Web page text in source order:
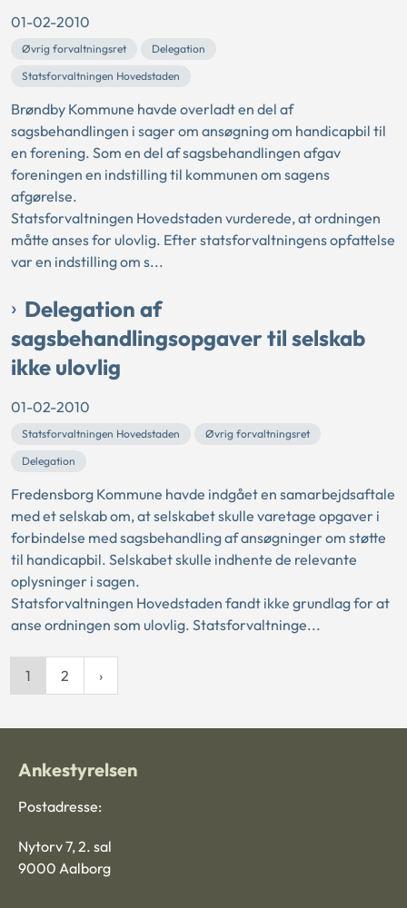
01-02-2010
Øvrig forvaltningsret
Delegation
Statsforvaltningen Hovedstaden
Brøndby Kommune havde overladt en del af
sagsbehandlingen i sager om ansøgning om handicapbil til
en forening. Som en del af sagsbehandlingen afgav
foreningen en indstilling til kommunen om sagens
afgørelse.
Statsforvaltningen Hovedstaden vurderede, at ordningen
måtte anses for ulovlig. Efter statsforvaltningens opfattelse
var en indstilling om s...
Delegation af
sagsbehandlingsopgaver til selskab
ikke ulovlig
01-02-2010
Statsforvaltningen Hovedstaden
Øvrig forvaltningsret
Delegation
Fredensborg Kommune havde indgået en samarbejdsaftale
med et selskab om, at selskabet skulle varetage opgaver i
forbindelse med sagsbehandling af ansøgninger om støtte
til handicapbil. Selskabet skulle indhente de relevante
oplysninger i sagen.
Statsforvaltningen Hovedstaden fandt ikke grundlag for at
anse ordningen som ulovlig. Statsforvaltninge...
1 2
Ankestyrelsen
Postadresse:
Nytorv 7, 2. sal
9000 Aalborg